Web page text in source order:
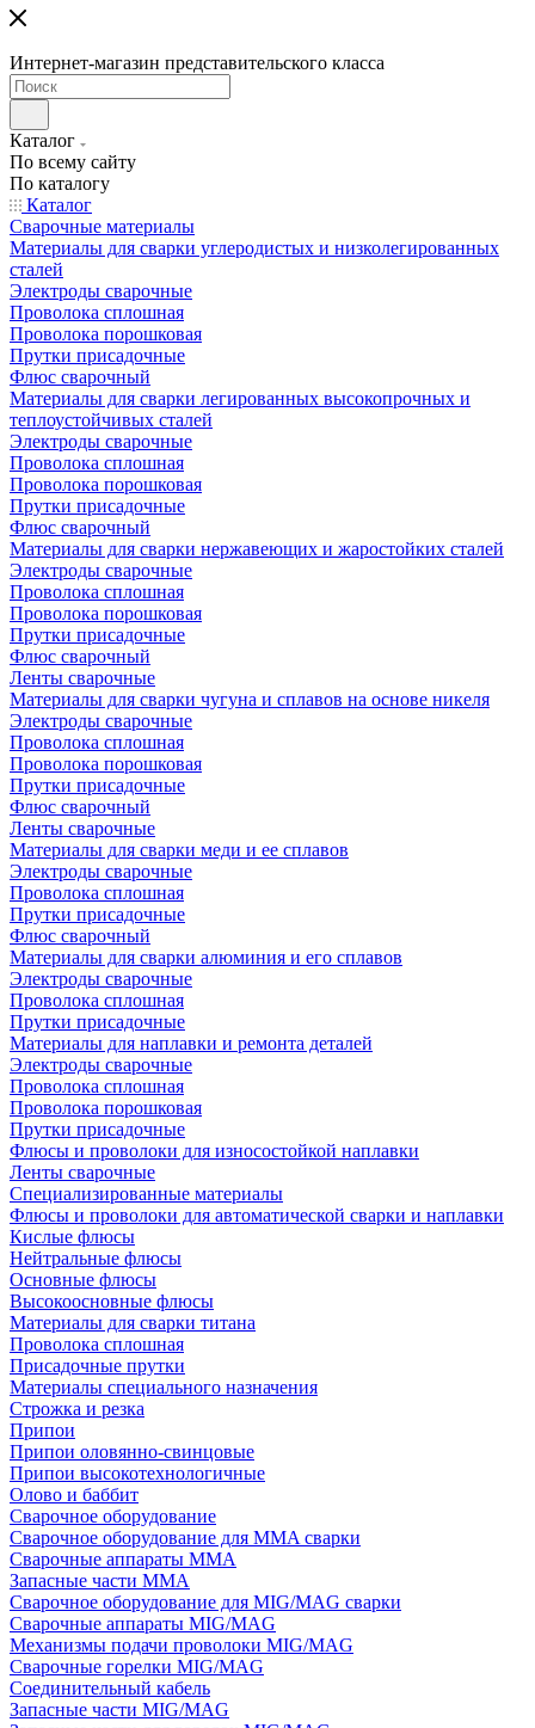
Интернет-магазин представительского класса
Каталог
По всему сайту
По каталогу
Каталог
Сварочные материалы
Материалы для сварки углеродистых и низколегированных
сталей
Электроды сварочные
Проволока сплошная
Проволока порошковая
Прутки присадочные
Флюс сварочный
Материалы для сварки легированных высокопрочных и
теплоустойчивых сталей
Электроды сварочные
Проволока сплошная
Проволока порошковая
Прутки присадочные
Флюс сварочный
Материалы для сварки нержавеющих и жаростойких сталей
Электроды сварочные
Проволока сплошная
Проволока порошковая
Прутки присадочные
Флюс сварочный
Ленты сварочные
Материалы для сварки чугуна и сплавов на основе никеля
Электроды сварочные
Проволока сплошная
Проволока порошковая
Прутки присадочные
Флюс сварочный
Ленты сварочные
Материалы для сварки меди и ее сплавов
Электроды сварочные
Проволока сплошная
Прутки присадочные
Флюс сварочный
Материалы для сварки алюминия и его сплавов
Электроды сварочные
Проволока сплошная
Прутки присадочные
Материалы для наплавки и ремонта деталей
Электроды сварочные
Проволока сплошная
Проволока порошковая
Прутки присадочные
Флюсы и проволоки для износостойкой наплавки
Ленты сварочные
Специализированные материалы
Флюсы и проволоки для автоматической сварки и наплавки
Кислые флюсы
Нейтральные флюсы
Основные флюсы
Высокоосновные флюсы
Материалы для сварки титана
Проволока сплошная
Присадочные прутки
Материалы специального назначения
Строжка и резка
Припои
Припои оловянно-свинцовые
Припои высокотехнологичные
Олово и баббит
Сварочное оборудование
Сварочное оборудование для MMA сварки
Сварочные аппараты MMA
Запасные части MMA
Сварочное оборудование для MIG/MAG сварки
Сварочные аппараты MIG/MAG
Механизмы подачи проволоки MIG/MAG
Сварочные горелки MIG/MAG
Соединительный кабель
Запасные части MIG/MAG